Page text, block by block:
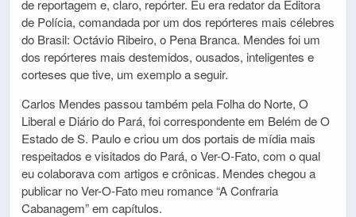
de reportagem e, claro, repórter. Eu era redator da Editora
de Polícia, comandada por um dos repórteres mais célebres
do Brasil: Octávio Ribeiro, o Pena Branca. Mendes foi um
dos repórteres mais destemidos, ousados, inteligentes e
corteses que tive, um exemplo a seguir.
Carlos Mendes passou também pela Folha do Norte, O
Liberal e Diário do Pará, foi correspondente em Belém de O
Estado de S. Paulo e criou um dos portais de mídia mais
respeitados e visitados do Pará, o Ver-O-Fato, com o qual
eu colaborava com artigos e crônicas. Mendes chegou a
publicar no Ver-O-Fato meu romance “A Confraria
Cabanagem” em capítulos.